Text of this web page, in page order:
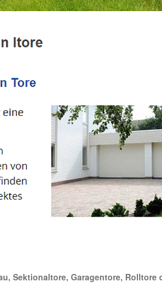
Sektionaltore, Garagentore,